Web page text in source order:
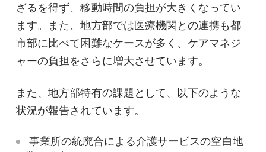
ざるを得ず、移動時間の負担が大きくなってい
ます。また、地方部では医療機関との連携も都
市部に比べて困難なケースが多く、ケアマネジ
ャーの負担をさらに増大させています。
また、地方部特有の課題として、以下のような
状況が報告されています。
事業所の統廃合による介護サービスの空白地